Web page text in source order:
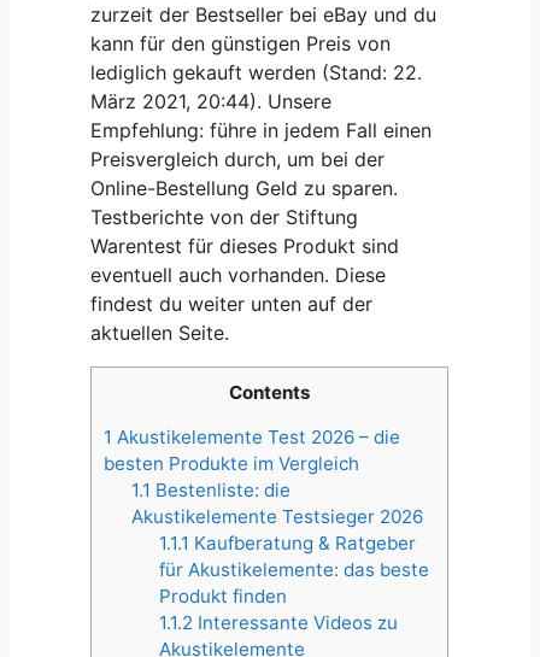
zurzeit der Bestseller bei eBay und du
kann für den günstigen Preis von
lediglich gekauft werden (Stand: 22.
März 2021, 20:44). Unsere
Empfehlung: führe in jedem Fall einen
Preisvergleich durch, um bei der
Online-Bestellung Geld zu sparen.
Testberichte von der Stiftung
Warentest für dieses Produkt sind
eventuell auch vorhanden. Diese
findest du weiter unten auf der
aktuellen Seite.
Contents
1 Akustikelemente Test 2026 – die
besten Produkte im Vergleich
1.1 Bestenliste: die
Akustikelemente Testsieger 2026
1.1.1 Kaufberatung & Ratgeber
für Akustikelemente: das beste
Produkt finden
1.1.2 Interessante Videos zu
Akustikelemente